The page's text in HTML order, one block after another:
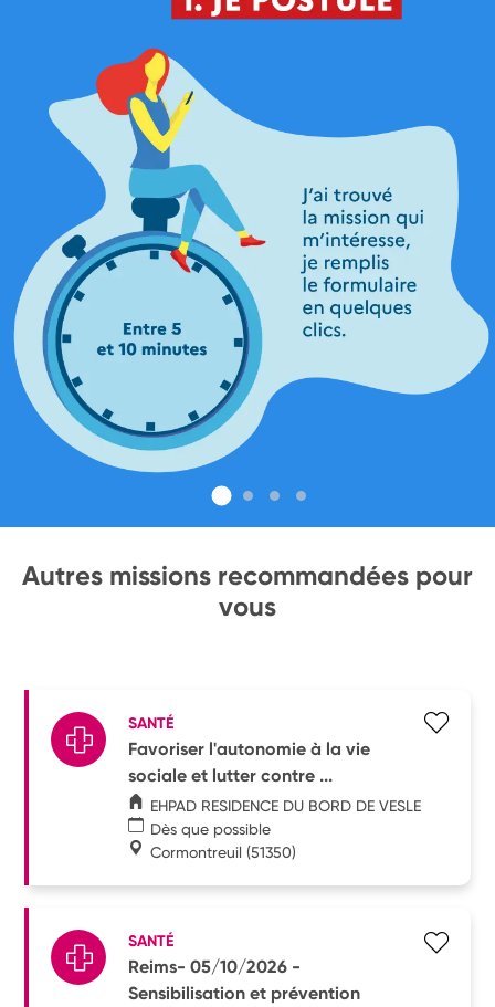
Autres missions recommandées pour
vous
SANTÉ
Favoriser l'autonomie à la vie
sociale et lutter contre ...
EHPAD RESIDENCE DU BORD DE VESLE
Dès que possible
Cormontreuil (51350)
SANTÉ
Reims- 05/10/2026 -
Sensibilisation et prévention